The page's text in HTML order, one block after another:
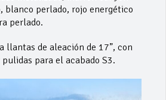
blanco perlado, rojo energético
perlado.
llantas de aleación de 17”, con
para el acabado S3.